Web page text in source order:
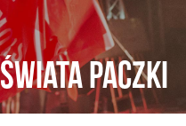
paczki